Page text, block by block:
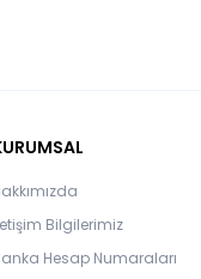
Bilgilerimiz
Hesap Numaraları